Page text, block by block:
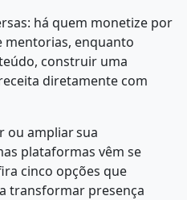
há quem monetize por
mentorias, enquanto
construir uma
diretamente com
ou ampliarsua
plataformas vêm se
cinco opções que
transformar presença